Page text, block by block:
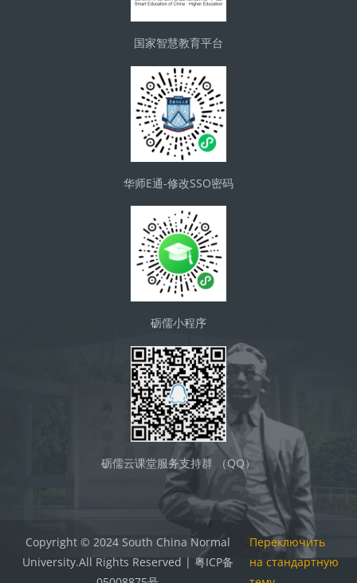
国家智慧教育平台
华师E通-修改SSO密码
砺儒小程序
砺儒云课堂服务支持群 （QQ）
Copyright © 2024 South China Normal
University.All Rights Reserved | 粤ICP备
Переключить
на стандартную